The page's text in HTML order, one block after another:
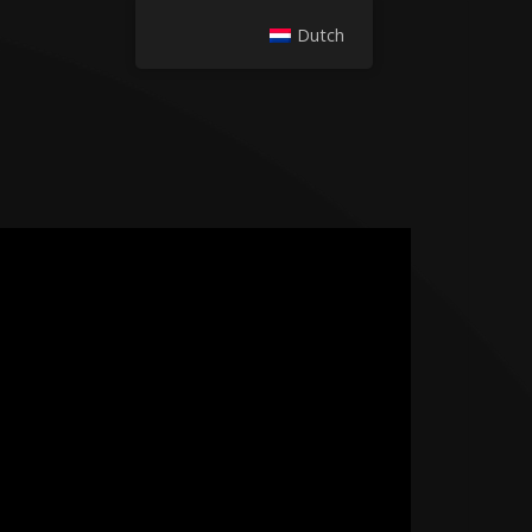
Dutch